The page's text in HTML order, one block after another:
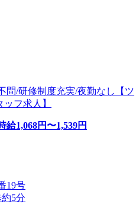
問/研修制度充実/夜勤なし【ツ
フ求人】
給1,068円〜1,539円
19号
5分